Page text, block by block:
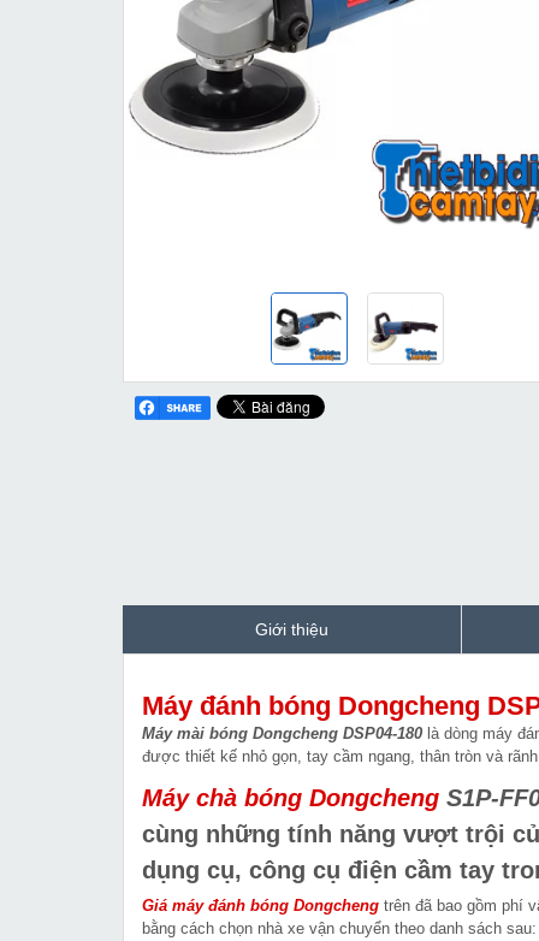
Giới thiệu
Máy đánh bóng Dongcheng
Máy mài bóng Dongcheng DSP04-180 là dòng máy
được thiết kế nhỏ gọn, tay cầm ngang, thân tròn và
Máy chà bóng Dongcheng S1P-
cùng những tính năng vượt trội
dụng cụ, công cụ điện cầm tay
Giá máy đánh bóng Dongcheng trên đã bao gồm phí
bằng cách chọn nhà xe vận chuyển theo danh sách